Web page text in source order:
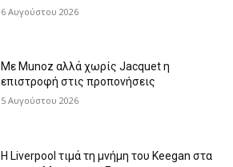
6 Αυγούστου 2026
Με Munoz αλλά χωρίς Jacquet η
επιστροφή στις προπονήσεις
5 Αυγούστου 2026
Η Liverpool τιμά τη μνήμη του Keegan στα